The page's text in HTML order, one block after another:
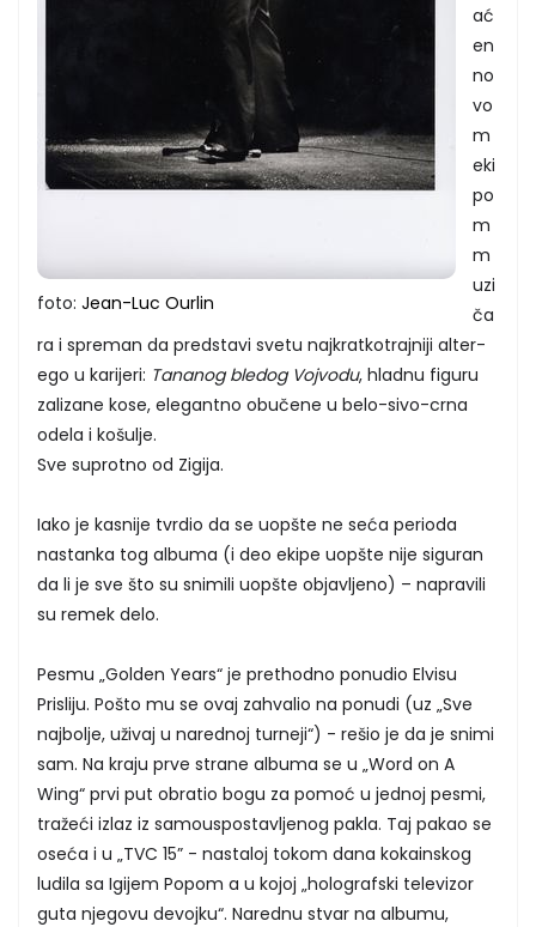
foto: Jean-Luc Ourlin
ać
en
no
vo
m
eki
po
m
m
uzi
ča
ra i spreman da predstavi svetu najkratkotrajniji alter-
ego u karijeri: Tananog bledog Vojvodu, hladnu figuru
zalizane kose, elegantno obučene u belo-sivo-crna
odela i košulje.
Sve suprotno od Zigija.
Iako je kasnije tvrdio da se uopšte ne seća perioda
nastanka tog albuma (i deo ekipe uopšte nije siguran
da li je sve što su snimili uopšte objavljeno) – napravili
su remek delo.
Pesmu „Golden Years“ je prethodno ponudio Elvisu
Prisliju. Pošto mu se ovaj zahvalio na ponudi (uz „Sve
najbolje, uživaj u narednoj turneji“) - rešio je da je snimi
sam. Na kraju prve strane albuma se u „Word on A
Wing“ prvi put obratio bogu za pomoć u jednoj pesmi,
tražeći izlaz iz samouspostavljenog pakla. Taj pakao se
oseća i u „TVC 15” - nastaloj tokom dana kokainskog
ludila sa Igijem Popom a u kojoj „holografski televizor
guta njegovu devojku“. Narednu stvar na albumu,